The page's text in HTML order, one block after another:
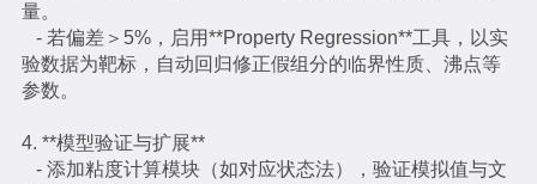
量。
- 若偏差＞5%，启用**Property Regression**工具，以实
验数据为靶标，自动回归修正假组分的临界性质、沸点等
参数。
4. **模型验证与扩展**
- 添加粘度计算模块（如对应状态法），验证模拟值与文